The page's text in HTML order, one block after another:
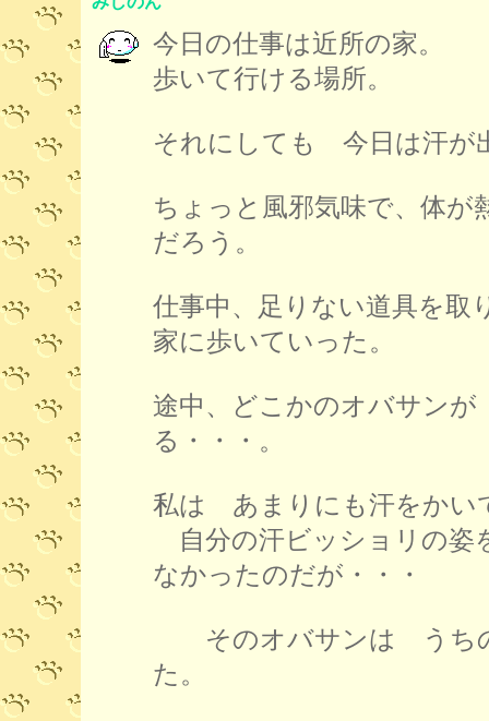
今日の仕事は近所の家。
歩いて行ける場所。
それにしても 今日は汗が
ちょっと風邪気味で、体が
だろう。
仕事中、足りない道具を取
家に歩いていった。
途中、どこかのオバサン
る・・・。
私は あまりにも汗をかい
自分の汗ビッショリの姿
なかったのだが・・・
そのオバサンは うち
た。